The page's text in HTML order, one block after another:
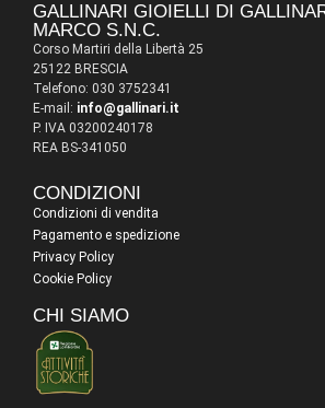
GALLINARI GIOIELLI DI
MARCO S.N.C.
Corso Martiri della Libertà 25
25122 BRESCIA
Telefono: 030 3752341
E-mail: info@gallinari.it
P. IVA 03200240178
REA BS-341050
CONDIZIONI
Condizioni di vendita
Pagamento e spedizione
Privacy Policy
Cookie Policy
CHI SIAMO